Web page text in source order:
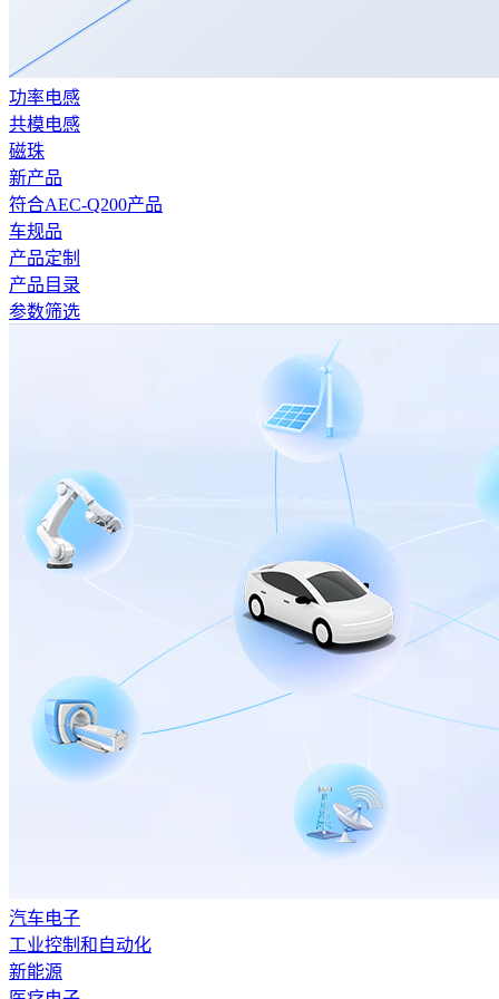
功率电感
共模电感
磁珠
新产品
符合AEC-Q200产品
车规品
产品定制
产品目录
参数筛选
汽车电子
工业控制和自动化
新能源